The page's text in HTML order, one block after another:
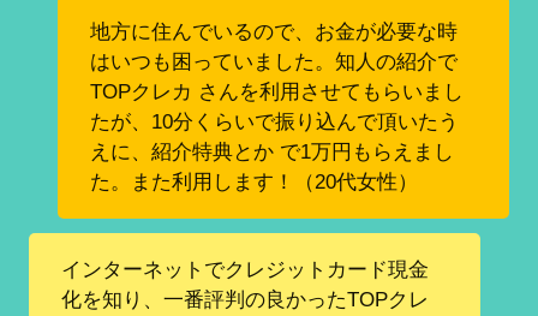
地方に住んでいるので、お金が必要な時
はいつも困っていました。知人の紹介で
TOPクレカ さんを利用させてもらいまし
たが、10分くらいで振り込んで頂いたう
えに、紹介特典とか で1万円もらえまし
た。また利用します！（20代女性）
インターネットでクレジットカード現金
化を知り、一番評判の良かったTOPクレ